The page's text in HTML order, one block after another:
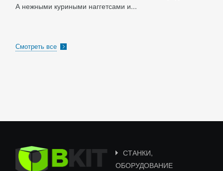
А нежными куриными наггетсами и...
Смотреть все
СТАНКИ,
ОБОРУДОВАНИЕ